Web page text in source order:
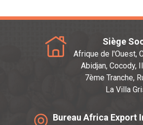
Siège
Afrique de l'Ouest,
Abidjan, Cocody,
7ème Tranche,
La Villa
Bureau Africa Export